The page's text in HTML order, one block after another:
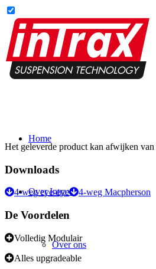
Home
Over Intrax
Over ons
Het geleverde product kan afwijken
Downloads
4-weg eye-eye 4-weg Macpherson
De Voordelen
Volledig Modulair
Alles upgradeable